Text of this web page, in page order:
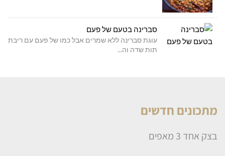
סברינה בטעם של פעם
עוגת סברינה ללא שמרים אבל כמו של פעם עם ריבת
תות שדה וה...
מתכונים חדשים
בצק אחד 3 מאפים